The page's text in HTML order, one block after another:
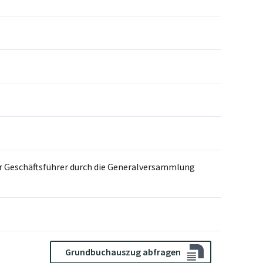
durch die Generalversammlung
Grundbuchauszug abfragen